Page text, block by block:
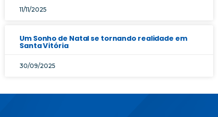
11/11/2025
Um Sonho de Natal se tornando realidade em
Santa Vitória
30/09/2025